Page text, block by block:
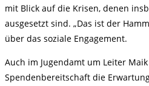
mit Blick auf die Krisen, denen
ausgesetzt sind. „Das ist der
über das soziale Engagement.
Auch im Jugendamt um Leiter
Spendenbereitschaft die